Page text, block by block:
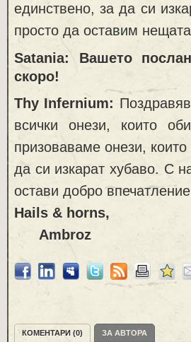
единствено, за да си
просто да оставим
Satania: Вашето
скоро!
Thy Infernium:
всички онези, които
призоваваме онези,
да си изкарат хубаво. С
остави добро
Hails & horns,
Ambroz
КОМЕНТАРИ (0) ЗА АВТОРА